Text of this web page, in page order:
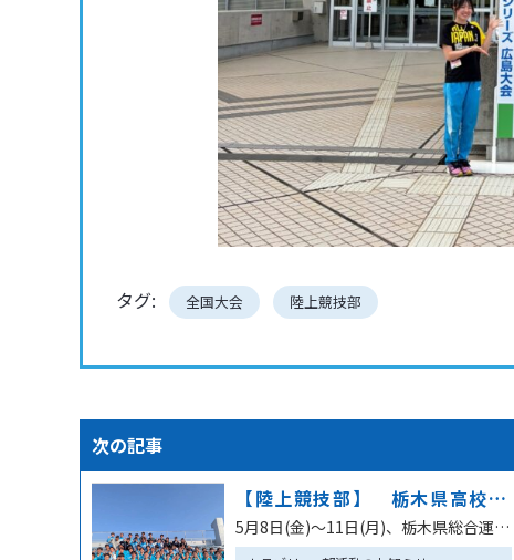
タグ: 全国大会 陸上競技部
投
稿
【陸上競技部】 栃木県高校総体 女子総合優勝 ８連覇達成
5月8日(金)～11日(月)、栃木県総合運動公園第2陸上競技場において栃木県高校総体陸上競技大会が行…